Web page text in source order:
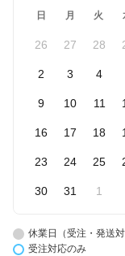
日 月 火
26 27 28
2 3 4
9 10 11
16 17 18
23 24 25
30 31 1
休業日（受注・発送対
受注対応のみ